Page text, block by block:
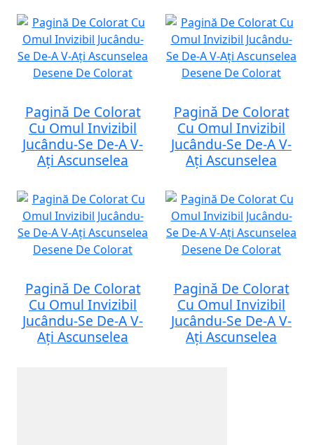
Pagină De Colorat
Cu Omul Invizibil
Jucându-Se De-A V-
Ați Ascunselea
Pagină De Colorat
Cu Omul Invizibil
Jucându-Se De-A V-
Ați Ascunselea
Pagină De Colorat
Cu Omul Invizibil
Jucându-Se De-A V-
Ați Ascunselea
Pagină De Colorat
Cu Omul Invizibil
Jucându-Se De-A V-
Ați Ascunselea